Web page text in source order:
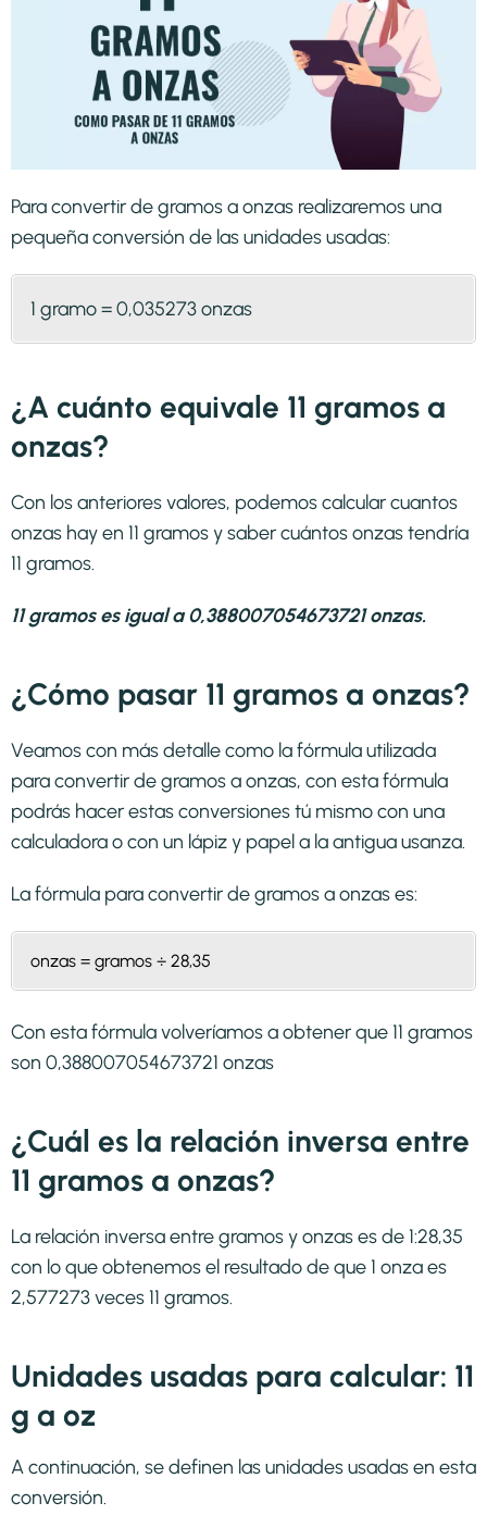
Para convertir de gramos a onzas realizaremos una
pequeña conversión de las unidades usadas:
1 gramo = 0,035273 onzas
¿A cuánto equivale 11 gramos a
onzas?
Con los anteriores valores, podemos calcular cuantos
onzas hay en 11 gramos y saber cuántos onzas tendría
11 gramos.
11 gramos es igual a 0,388007054673721 onzas.
¿Cómo pasar 11 gramos a onzas?
Veamos con más detalle como la fórmula utilizada
para convertir de gramos a onzas, con esta fórmula
podrás hacer estas conversiones tú mismo con una
calculadora o con un lápiz y papel a la antigua usanza.
La fórmula para convertir degramos a onzases:
onzas = gramos ÷ 28,35
Con esta fórmula volveríamos a obtener que 11 gramos
son 0,388007054673721 onzas
¿Cuál es la relación inversa entre
11 gramos a onzas?
La relación inversa entre gramos y onzas es de 1:28,35
con lo que obtenemos el resultado de que 1 onza es
2,577273 veces 11 gramos.
Unidades usadas para calcular: 11
g a oz
A continuación, se definen las unidades usadas en esta
conversión.